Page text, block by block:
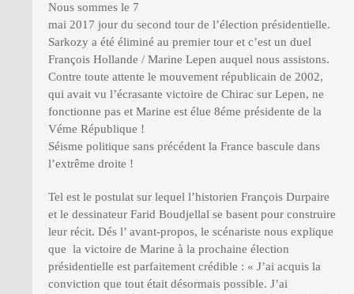
Nous sommes le 7
mai 2017 jour du second tour de l’élection présidentielle.
Sarkozy a été éliminé au premier tour et c’est un duel
François Hollande / Marine Lepen auquel nous assistons.
Contre toute attente le mouvement républicain de 2002,
qui avait vu l’écrasante victoire de Chirac sur Lepen, ne
fonctionne pas et Marine est élue 8éme présidente de la
Véme République !
Séisme politique sans précédent la France bascule dans
l’extrême droite !
Tel est le postulat sur lequel l’historien François Durpaire
et le dessinateur Farid Boudjellal se basent pour construire
leur récit. Dés l’ avant-propos, le scénariste nous explique
que la victoire de Marine à la prochaine élection
présidentielle est parfaitement crédible : « J’ai acquis la
conviction que tout était désormais possible. J’ai